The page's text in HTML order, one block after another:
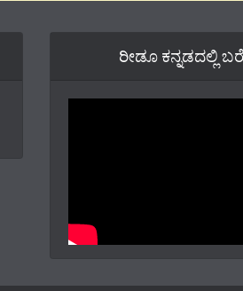
ರೀಡೂ ಕನ್ನಡದಲ್ಲಿ